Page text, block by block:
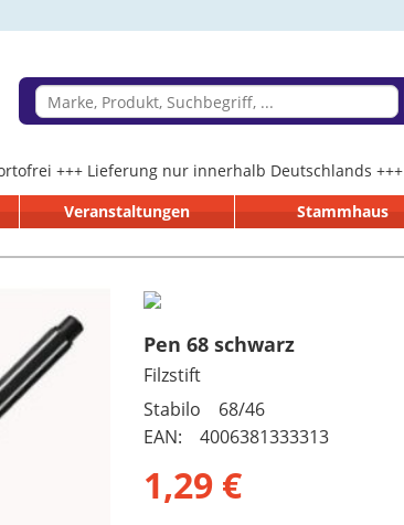
+++ Lieferung nur innerhalb Deutschlands +++
Veranstaltungen Stammhaus
Pen 68 schwarz
Filzstift
Stabilo 68/46
EAN: 4006381333313
1,29 €